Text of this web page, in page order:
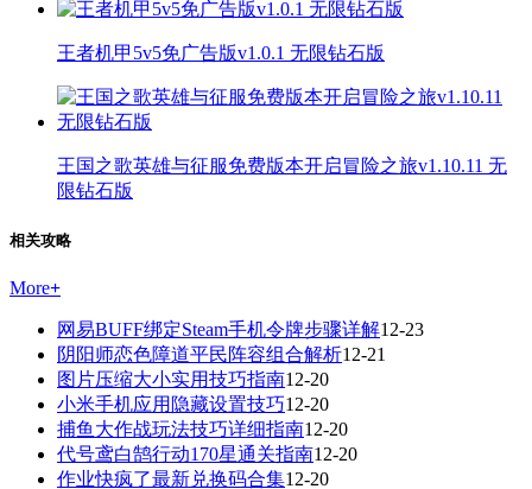
王者机甲5v5免广告版v1.0.1 无限钻石版
王国之歌英雄与征服免费版本开启冒险之旅v1.10.11 无
限钻石版
相关攻略
More+
网易BUFF绑定Steam手机令牌步骤详解12-23
阴阳师恋色障道平民阵容组合解析12-21
图片压缩大小实用技巧指南12-20
小米手机应用隐藏设置技巧12-20
捕鱼大作战玩法技巧详细指南12-20
代号鸢白鹄行动170星通关指南12-20
作业快疯了最新兑换码合集12-20